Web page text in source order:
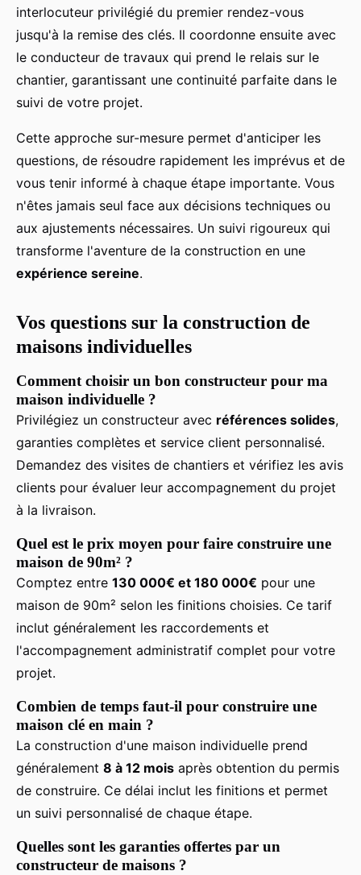
interlocuteur privilégié du premier rendez-vous
jusqu'à la remise des clés. Il coordonne ensuite avec
le conducteur de travaux qui prend le relais sur le
chantier, garantissant une continuité parfaite dans le
suivi de votre projet.
Cette approche sur-mesure permet d'anticiper les
questions, de résoudre rapidement les imprévus et de
vous tenir informé à chaque étape importante. Vous
n'êtes jamais seul face aux décisions techniques ou
aux ajustements nécessaires. Un suivi rigoureux qui
transforme l'aventure de la construction en une
expérience sereine.
Vos questions sur la construction de
maisons individuelles
Comment choisir un bon constructeur pour ma
maison individuelle ?
Privilégiez un constructeur avec références solides,
garanties complètes et service client personnalisé.
Demandez des visites de chantiers et vérifiez les avis
clients pour évaluer leur accompagnement du projet
à la livraison.
Quel est le prix moyen pour faire construire une
maison de 90m² ?
Comptez entre 130 000€ et 180 000€ pour une
maison de 90m² selon les finitions choisies. Ce tarif
inclut généralement les raccordements et
l'accompagnement administratif complet pour votre
projet.
Combien de temps faut-il pour construire une
maison clé en main ?
La construction d'une maison individuelle prend
généralement 8 à 12 mois après obtention du permis
de construire. Ce délai inclut les finitions et permet
un suivi personnalisé de chaque étape.
Quelles sont les garanties offertes par un
constructeur de maisons ?